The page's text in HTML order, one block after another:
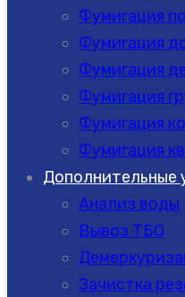
Фумигация
Фумигация
Фумигация
Фумигация
Фумигация
Фумигация
Дополнительные
Анализ воды
Вывоз ТБО
Зачистка